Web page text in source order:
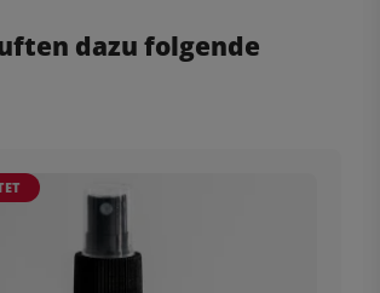
dazu folgende